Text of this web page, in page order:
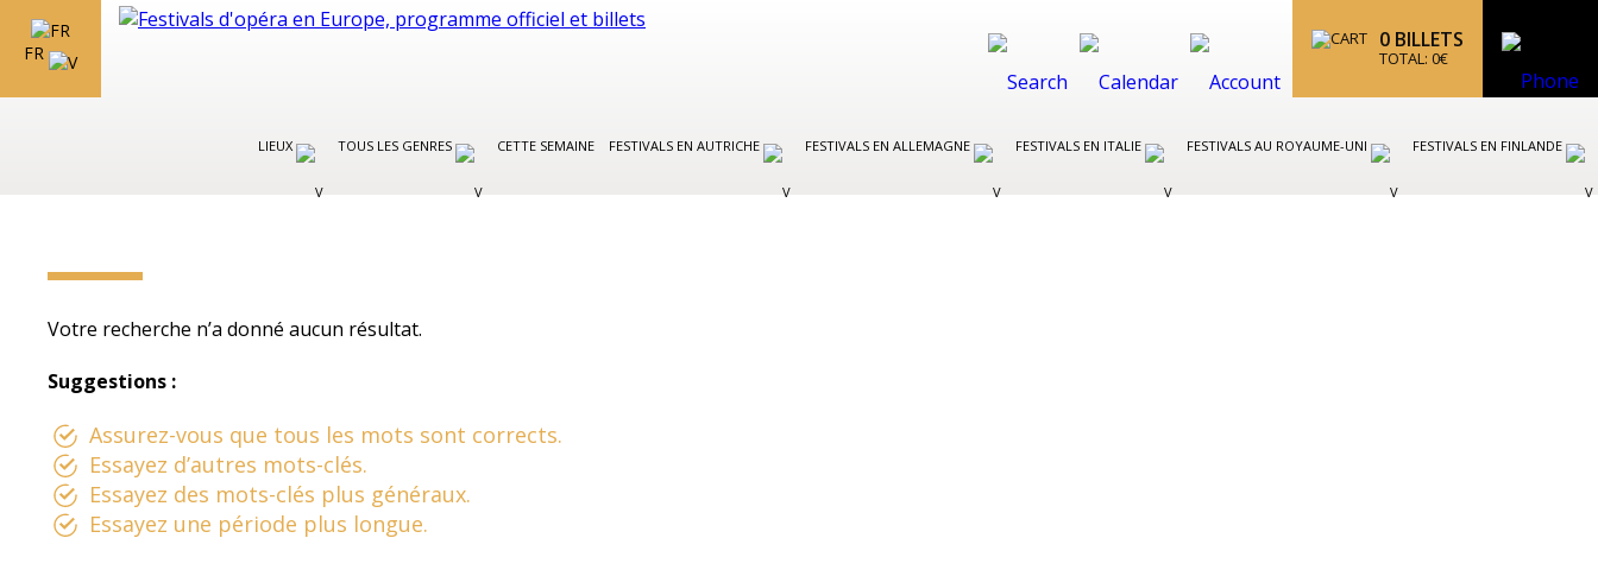
FR
0 BILLETS
TOTAL: 0€
LIEUX TOUS LES GENRES CETTE SEMAINE FESTIVALS EN AUTRICHE FESTIVALS EN ALLEMAGNE FESTIVALS EN ITALIE FESTIVALS AU ROYAUME-UNI FESTIVALS EN FINLANDE
Votre recherche n’a donné aucun résultat.
Suggestions :
Assurez-vous que tous les mots sont corrects.
Essayez d’autres mots-clés.
Essayez des mots-clés plus généraux.
Essayez une période plus longue.